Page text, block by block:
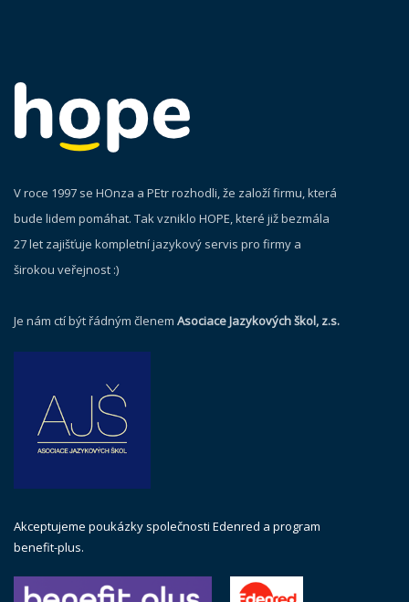
V roce 1997 se HOnza a PEtr rozhodli, že založí firmu, která
bude lidem pomáhat. Tak vzniklo HOPE, které již bezmála
27 let zajišťuje kompletní jazykový servis pro firmy a
širokou veřejnost :)
Je nám ctí být řádným členem Asociace Jazykových škol, z.s.
Akceptujeme poukázky společnosti Edenred a program
benefit-plus.